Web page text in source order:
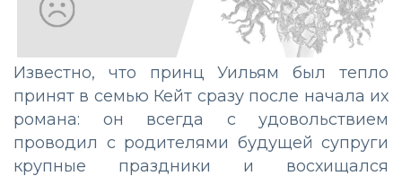
Известно, что принц Уильям был тепло
принят в семью Кейт сразу после начала их
романа: он всегда с удовольствием
проводил с родителями будущей супруги
крупные праздники и восхищался